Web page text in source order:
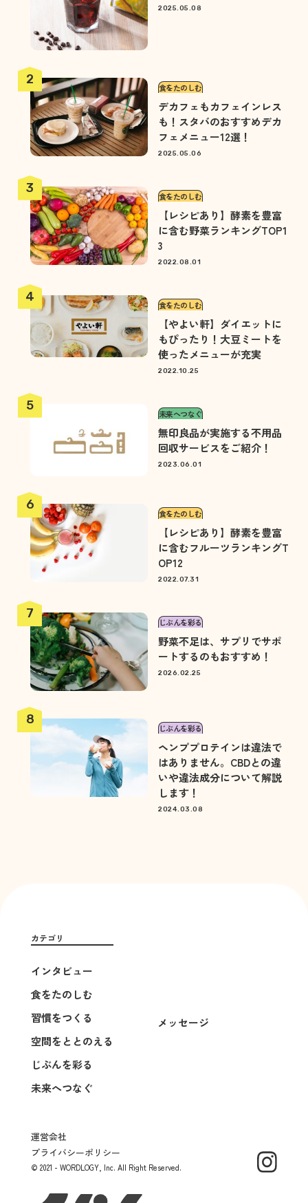
2025.05.08
食をたのしむ
デカフェもカフェインレス
も！スタバのおすすめデカ
フェメニュー12選！
2025.05.06
食をたのしむ
【レシピあり】酵素を豊富
に含む野菜ランキングTOP1
3
2022.08.01
食をたのしむ
【やよい軒】ダイエットに
もぴったり！大豆ミートを
使ったメニューが充実
2022.10.25
未来へつなぐ
無印良品が実施する不用品
回収サービスをご紹介！
2023.06.01
食をたのしむ
【レシピあり】酵素を豊富
に含むフルーツランキングT
OP12
2022.07.31
じぶんを彩る
野菜不足は、サプリでサポ
ートするのもおすすめ！
2026.02.25
じぶんを彩る
ヘンププロテインは違法で
はありません。CBDとの違
いや違法成分について解説
します！
2024.03.08
カテゴリ
インタビュー
食をたのしむ
習慣をつくる
空間をととのえる
じぶんを彩る
未来へつなぐ
メッセージ
運営会社
プライバシーポリシー
© 2021 - WORDLOGY, Inc. All Right Reserved.